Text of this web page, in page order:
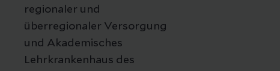
regionaler und
überregionaler Versorgung
und Akademisches
Lehrkrankenhaus des